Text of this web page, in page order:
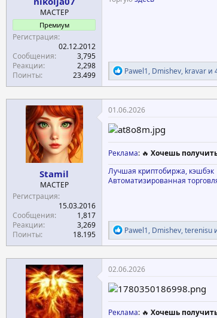
МАСТЕР
Премиум
Регистрация
02.12.2012
Сообщения
3,795
Реакции
2,298
Поинты
23.499
Р
е
а
к
ц
и
и
Pawel1, Dmishev, kravar и
Stamil
МАСТЕР
Регистрация
15.03.2016
Сообщения
1,817
Реакции
3,269
Поинты
18.195
01.06.2026
Реклама: 🔥 Хочешь
Лучшая криптобиржа, кэшбэк
Автоматизированная
Р
е
а
к
ц
и
и
Pawel1, Dmishev,terenisu
02.06.2026
Реклама: 🔥 Хочешь